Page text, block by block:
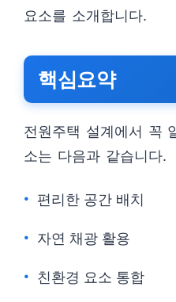
요소를 소개합니다.
핵심요약
전원주택 설계에서 꼭
소는 다음과 같습니다.
편리한 공간 배치
자연 채광 활용
친환경 요소 통합